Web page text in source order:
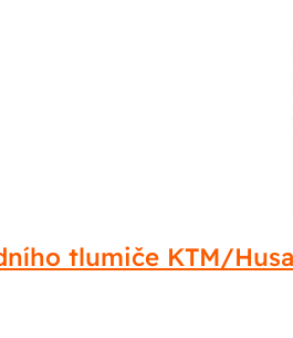
tlumiče KTM/